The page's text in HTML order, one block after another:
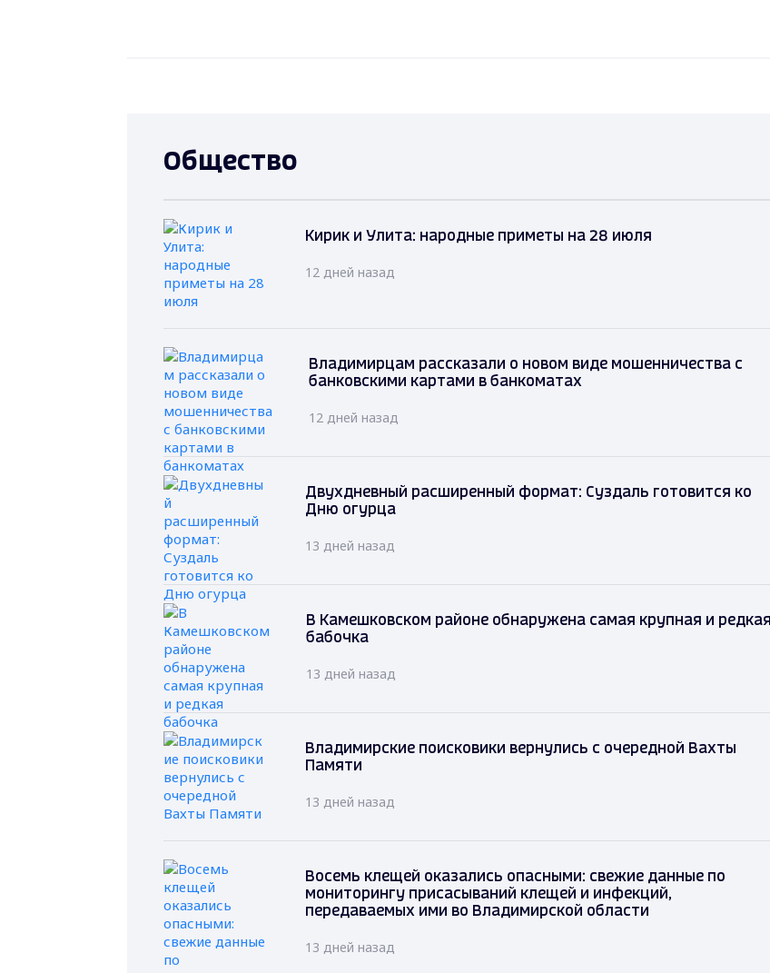
Общество
Кирик и Улита: народные приметы на 28 июля
12 дней назад
Владимирцам рассказали о новом виде мошенничества с
банковскими картами в банкоматах
12 дней назад
Двухдневный расширенный формат: Суздаль готовится ко
Дню огурца
13 дней назад
В Камешковском районе обнаружена самая крупная и редкая
бабочка
13 дней назад
Владимирские поисковики вернулись с очередной Вахты
Памяти
13 дней назад
Восемь клещей оказались опасными: свежие данные по
мониторингу присасываний клещей и инфекций,
передаваемых ими во Владимирской области
13 дней назад